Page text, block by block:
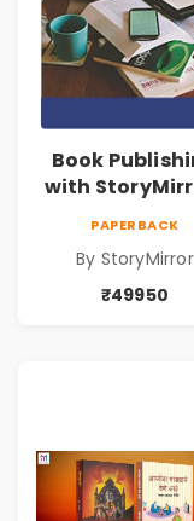
Book
with
PAPERBACK
By StoryMirror
₹49950